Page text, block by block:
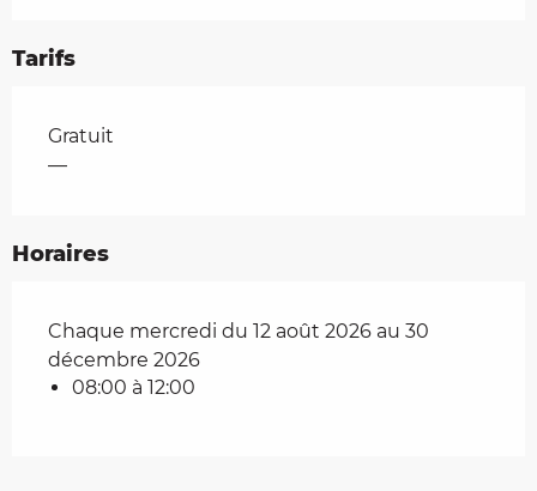
Tarifs
Tarifs 2026
Gratuit
—
Horaires
Chaque mercredi du 12 août 2026 au 30
décembre 2026
08:00 à 12:00